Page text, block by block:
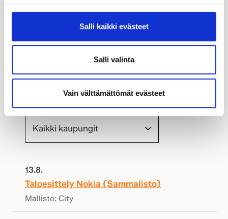
Salli kaikki evästeet
Salli valinta
Vain välttämättömät evästeet
Taloesittelyt
13.8.
Taloesittely Nokia (Sammalisto)
Mallisto: City